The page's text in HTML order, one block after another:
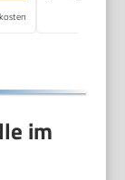
im